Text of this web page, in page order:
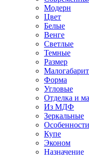
Модерн
Цвет
Белые
Венге
Светлые
Темные
Размер
Форма
Угловые
Отделка и
Из МДФ
Зеркальные
Особенности
Купе
Эконом
Назначение